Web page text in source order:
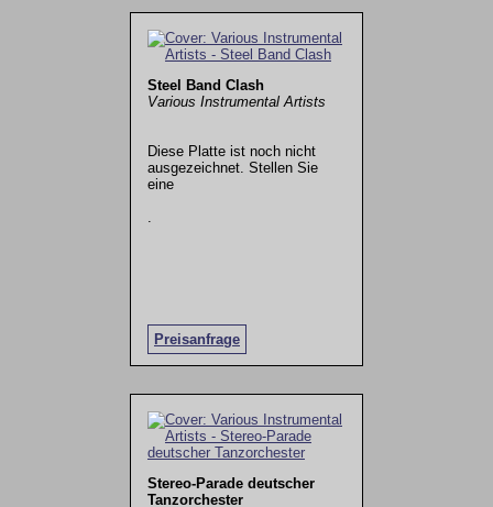
Steel Band Clash
Various Instrumental Artists
Diese Platte ist noch nicht
ausgezeichnet. Stellen Sie
eine
Preisanfrage
Stereo-Parade deutscher
Tanzorchester